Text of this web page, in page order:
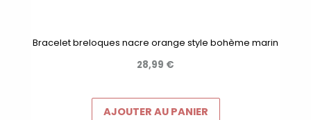
Bracelet breloques nacre orange style bohème marin
28,99 €
AJOUTER AU PANIER